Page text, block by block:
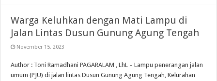
Warga Keluhkan dengan Mati Lampu di
Jalan Lintas Dusun Gunung Agung Tengah
November 15, 2023
Author : Toni Ramadhani PAGARALAM , LhL – Lampu penerangan jalan
umum (PJU) di jalan lintas Dusun Gunung Agung Tengah, Kelurahan